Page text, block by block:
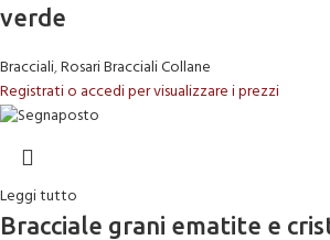
verde
Bracciali,Rosari Bracciali Collane
Registrati o accedi per visualizzare i prezzi
Leggi tutto
Bracciale grani ematite e